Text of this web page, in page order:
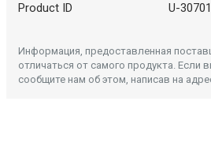
Product ID U-30701
Информация, предоставленная
отличаться от самого продукта. Если
сообщите нам об этом, написав на